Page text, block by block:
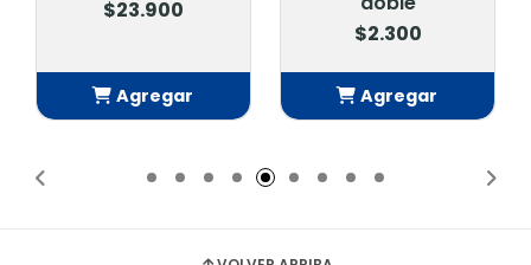
$23.900
Agregar
$2.300
Agregar